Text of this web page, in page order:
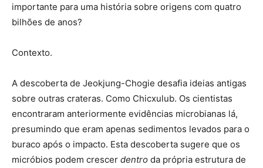
importante para uma história sobre origens com quatro
bilhões de anos?
Contexto.
A descoberta de Jeokjung-Chogie desafia ideias antigas
sobre outras crateras. Como Chicxulub. Os cientistas
encontraram anteriormente evidências microbianas lá,
presumindo que eram apenas sedimentos levados para o
buraco após o impacto. Esta descoberta sugere que os
micróbios podem crescer dentro da própria estrutura de